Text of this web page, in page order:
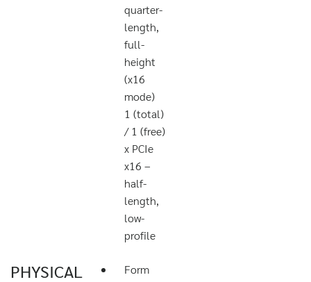
quarter-
length,
full-
height
(x16
mode)
1 (total)
/ 1 (free)
x PCIe
x16 –
half-
length,
low-
profile
PHYSICAL
Form